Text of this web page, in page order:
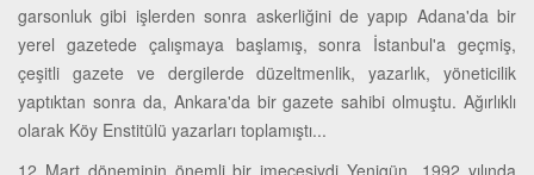
garsonluk gibi işlerden sonra askerliğini de yapıp Adana'da bir
yerel gazetede çalışmaya başlamış, sonra İstanbul'a geçmiş,
çeşitli gazete ve dergilerde düzeltmenlik, yazarlık, yöneticilik
yaptıktan sonra da, Ankara'da bir gazete sahibi olmuştu. Ağırlıklı
olarak Köy Enstitülü yazarları toplamıştı...
12 Mart döneminin önemli bir imecesiydi Yenigün...1992 yılında